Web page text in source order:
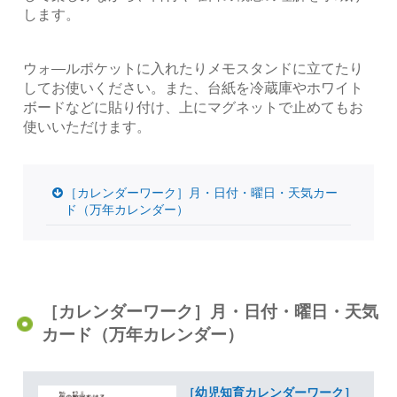
します。
ウォ―ルポケットに入れたりメモスタンドに立てたり
してお使いください。また、台紙を冷蔵庫やホワイト
ボードなどに貼り付け、上にマグネットで止めてもお
使いいただけます。
［カレンダーワーク］月・日付・曜日・天気カー
ド（万年カレンダー）
［カレンダーワーク］月・日付・曜日・天気
カード（万年カレンダー）
［幼児知育カレンダーワーク］